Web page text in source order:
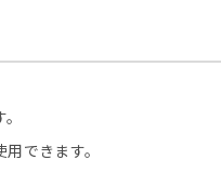
できます。